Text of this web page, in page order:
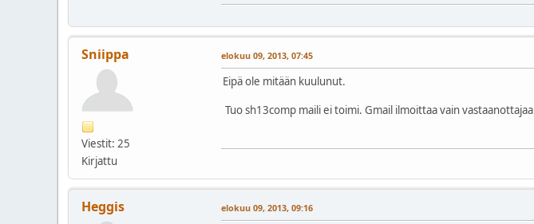
Sniippa
Viestit: 25
Kirjattu
elokuu 09, 2013, 07:45
Eipä ole mitään kuulunut.
Tuo sh13comp maili ei toimi. Gmail ilmoittaa vain
Heggis elokuu 09, 2013, 09:16